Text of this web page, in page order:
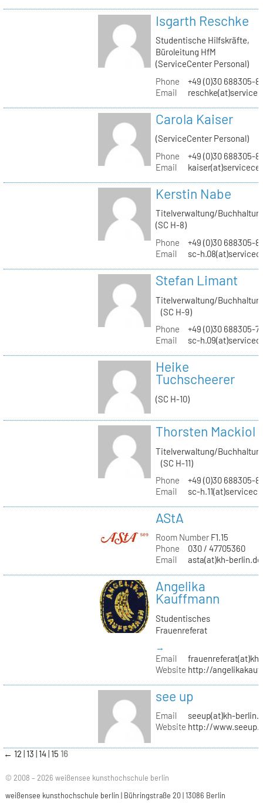
Isgarth Reschke
Studentische Hilfskräfte,
Büroleitung HfM
(ServiceCenter Personal)
Phone
+49 (0)30 688305-
Email
Carola Kaiser
(ServiceCenter Personal)
Phone
+49 (0)30 688305-
Email
Kerstin Nabe
Titelverwaltung/
(SC H-8)
Phone
+49 (0)30 688305-
Email
sc-
Stefan Limant
Titelverwaltung/
(SC H-9)
Phone
+49 (0)30 688305-
Email
sc-
Heike
Tuchscheerer
(SC H-10)
Thorsten Mackiol
Titelverwaltung/
(SC H-11)
Phone
+49 (0)30 688305-
Email
sc-
AStA
Room NumberF1.15
Phone
030 / 47705360
Email
asta(at)kh-berlin.de
Angelika
Kauffmann
Studentisches
Frauenreferat
→
Email
Website http://
see up
Email
seeup(at)kh-
Website http://
← 12 13 14 15 16
© 2008 – 2026 weißensee kunsthochschule berlin
weißensee kunsthochschule berlin | Bühringstraße 20 | 13086 Berlin